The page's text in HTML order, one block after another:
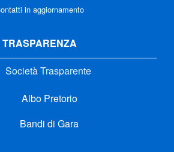
in aggiornamento
TRASPARENZA
Società Trasparente
Albo Pretorio
Bandi di Gara